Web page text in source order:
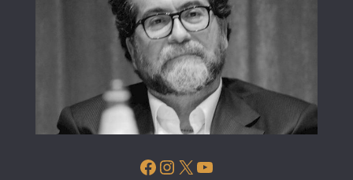
Facebook
Instagram
X YouTube